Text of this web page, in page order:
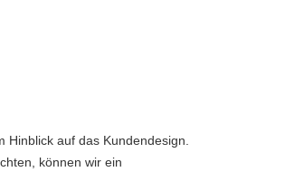
auf das Kundendesign.
können wir ein